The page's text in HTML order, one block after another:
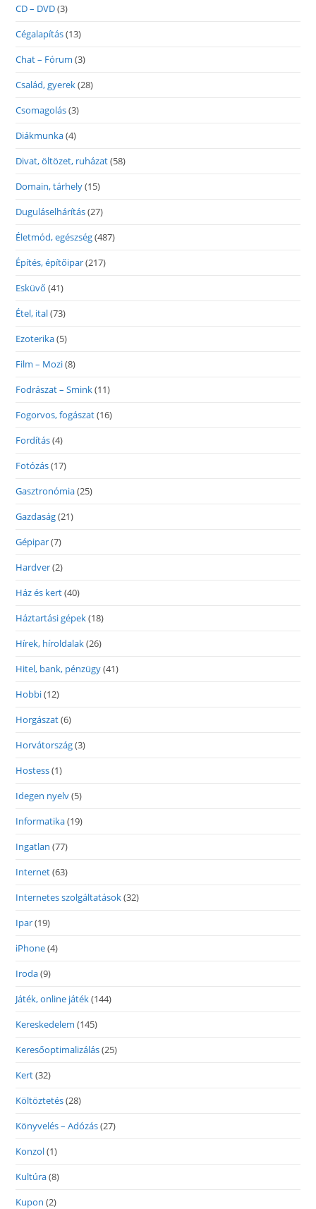
CD – DVD(3)
Cégalapítás(13)
Chat – Fórum (3)
Család, gyerek(28)
Csomagolás(3)
Diákmunka(4)
Divat, öltözet, ruházat(58)
Domain, tárhely(15)
Duguláselhárítás(27)
Életmód, egészség(487)
Építés, építőipar(217)
Esküvő (41)
Étel, ital(73)
Ezoterika(5)
Film – Mozi(8)
Fodrászat – Smink(11)
Fogorvos, fogászat(16)
Fordítás(4)
Fotózás(17)
Gasztronómia(25)
Gazdaság(21)
Gépipar(7)
Hardver(2)
Ház és kert(40)
Háztartási gépek(18)
Hírek, híroldalak(26)
Hitel, bank, pénzügy(41)
Hobbi(12)
Horgászat(6)
Horvátország(3)
Hostess(1)
Idegen nyelv(5)
Informatika(19)
Ingatlan (77)
Internet(63)
Internetes szolgáltatások(32)
Ipar(19)
iPhone(4)
Iroda(9)
Játék, online játék(144)
Kereskedelem (145)
Keresőoptimalizálás(25)
Kert(32)
Költöztetés(28)
Könyvelés – Adózás(27)
Konzol(1)
Kultúra(8)
Kupon (2)